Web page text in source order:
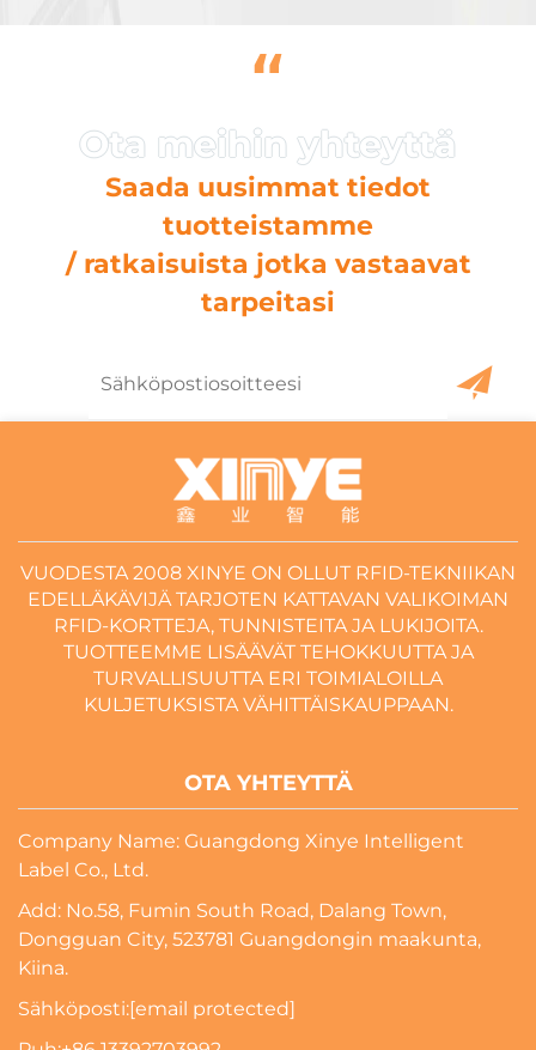
“
Saada uusimmat tiedot
tuotteistamme
/ ratkaisuista jotka vastaavat
tarpeitasi
VUODESTA 2008 XINYE ON OLLUT RFID-TEKNIIKAN
EDELLÄKÄVIJÄ TARJOTEN KATTAVAN VALIKOIMAN
RFID-KORTTEJA, TUNNISTEITA JA LUKIJOITA.
TUOTTEEMME LISÄÄVÄT TEHOKKUUTTA JA
TURVALLISUUTTA ERI TOIMIALOILLA
KULJETUKSISTA VÄHITTÄISKAUPPAAN.
OTA YHTEYTTÄ
Company Name: Guangdong Xinye Intelligent
Label Co., Ltd.
Add: No.58, Fumin South Road, Dalang Town,
Dongguan City, 523781 Guangdongin maakunta,
Kiina.
Sähköposti:[email protected]